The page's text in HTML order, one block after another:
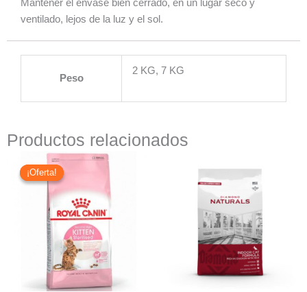
Mantener el envase bien cerrado, en un lugar seco y
ventilado, lejos de la luz y el sol.
Peso
2 KG, 7 KG
Productos relacionados
¡Oferta!
¡Oferta!
El
precio
original
era:
$33.990.
El
es:
$31.990.